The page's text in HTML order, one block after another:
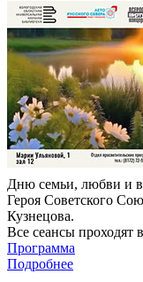
Дню семьи, любви и
Героя Советского
Кузнецова.
Все сеансы проходят
Программа
Подробнее